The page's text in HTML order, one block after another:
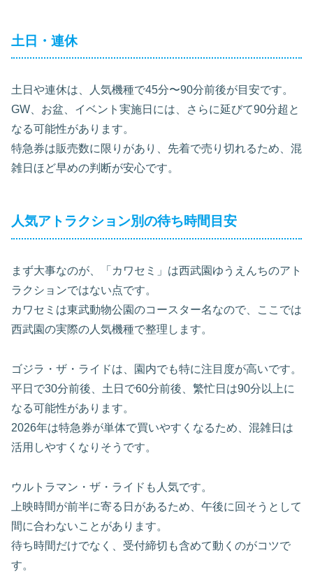
土日・連休
土日や連休は、人気機種で45分〜90分前後が目安です。
GW、お盆、イベント実施日には、さらに延びて90分超と
なる可能性があります。
特急券は販売数に限りがあり、先着で売り切れるため、混
雑日ほど早めの判断が安心です。
人気アトラクション別の待ち時間目安
まず大事なのが、「カワセミ」は西武園ゆうえんちのアト
ラクションではない点です。
カワセミは東武動物公園のコースター名なので、ここでは
西武園の実際の人気機種で整理します。
ゴジラ・ザ・ライドは、園内でも特に注目度が高いです。
平日で30分前後、土日で60分前後、繁忙日は90分以上に
なる可能性があります。
2026年は特急券が単体で買いやすくなるため、混雑日は
活用しやすくなりそうです。
ウルトラマン・ザ・ライドも人気です。
上映時間が前半に寄る日があるため、午後に回そうとして
間に合わないことがあります。
待ち時間だけでなく、受付締切も含めて動くのがコツで
す。